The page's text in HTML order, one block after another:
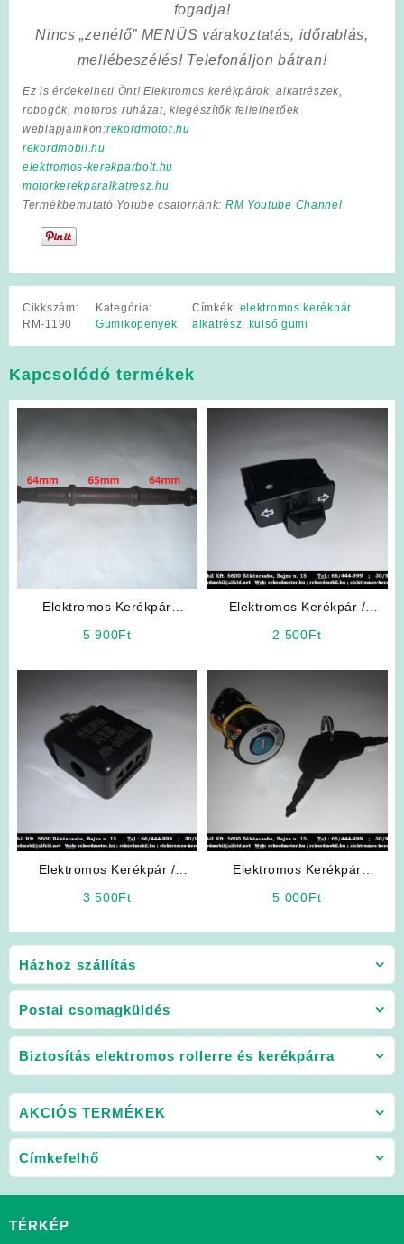
Házhoz szállítás
Postai csomagküldés
Biztosítás elektromos rollerre és kerékpárra
fogadja!
Nincs „zenélő” MENÜS várakoztatás, időrablás,
mellébeszélés! Telefonáljon bátran!
Ez is érdekelheti Önt! Elektromos kerékpárok, alkatrészek,
robogók, motoros ruházat, kiegészítők fellelhetőek
weblapjainkon:rekordmotor.hu
rekordmobil.hu
elektromos-kerekparbolt.hu
motorkerekparalkatresz.hu
Termékbemutató Yotube csatornánk: RM Youtube Channel
Cikkszám:
RM-1190
Kategória:
Gumiköpenyek
Címkék: elektromos kerékpár
alkatrész, külső gumi
Kapcsolódó termékek
Elektromos Kerékpár
5 900Ft
Elektromos Kerékpár /
2 500Ft
Elektromos Kerékpár /
3 500Ft
Elektromos Kerékpár
5 000Ft
AKCIÓS TERMÉKEK
Címkefelhő
TÉRKÉP